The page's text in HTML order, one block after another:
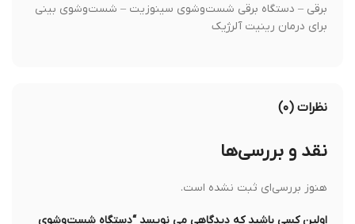
برقی – دستگاه برقی شست‌وشوی سینوزیت – شست‌وشوی بینی
برای درمان رینیت آلرژیک
نظرات (۰)
نقد و بررسی‌ها
هنوز بررسی‌ای ثبت نشده است.
اولین کسی باشید که دیدگاهی می نویسد “دستگاه شست‌وشوی